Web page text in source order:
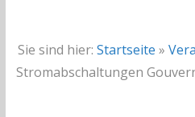
Sie sind hier: Startseite »
Stromabschaltungen